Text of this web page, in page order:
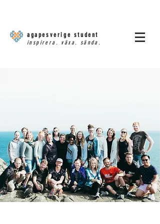
agapesverige student
inspirera. växa. sända.